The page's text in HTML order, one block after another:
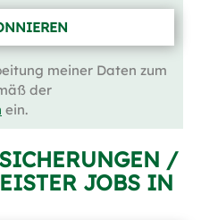
meiner Daten zum
der
ein.
/
JOBS IN